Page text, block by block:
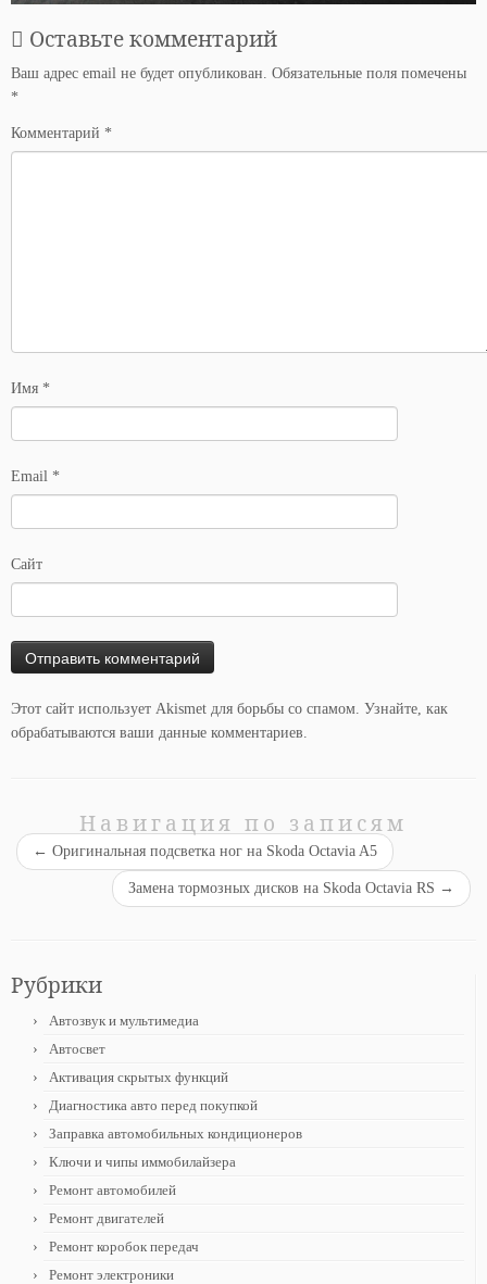
Оставьте комментарий
Ваш адрес email не будет опубликован. Обязательные поля помечены
*
Комментарий *
Имя *
Email *
Сайт
Этот сайт использует Akismet для борьбы со спамом. Узнайте, как
обрабатываются ваши данные комментариев.
Навигация по записям
← Оригинальная подсветка ног на Skoda Octavia A5
Замена тормозных дисков на Skoda Octavia RS →
Рубрики
Автозвук и мультимедиа
Автосвет
Активация скрытых функций
Диагностика авто перед покупкой
Заправка автомобильных кондиционеров
Ключи и чипы иммобилайзера
Ремонт автомобилей
Ремонт двигателей
Ремонт коробок передач
Ремонт электроники